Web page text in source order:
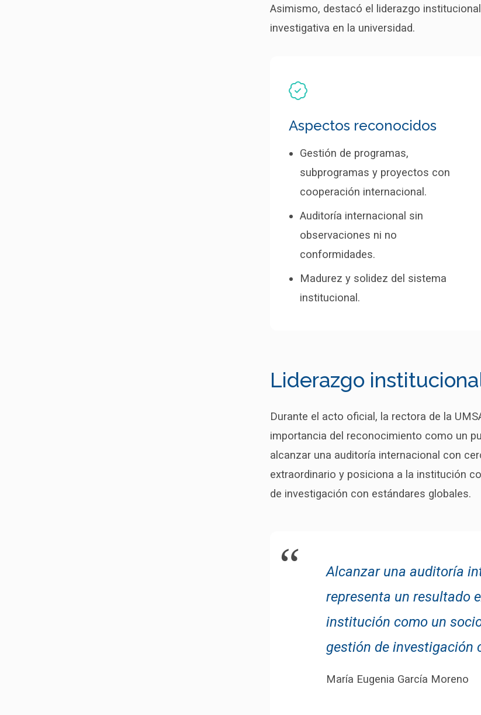
Asimismo, destacó el liderazgo
investigativa en la universidad.
Aspectos reconocidos
Gestión de programas,
subprogramas y proyectos con
cooperación internacional.
Auditoría internacional sin
observaciones ni no
conformidades.
Madurez y solidez del sistema
institucional.
Liderazgo
Durante el acto oficial, la rectora de la
importancia del reconocimiento como un
alcanzar una auditoría internacional con
extraordinario y posiciona a la institución
de investigación con estándares globales.
Alcanzar una auditoría
representa un resultado
institución como un
gestión de investigación
María Eugenia García Moreno